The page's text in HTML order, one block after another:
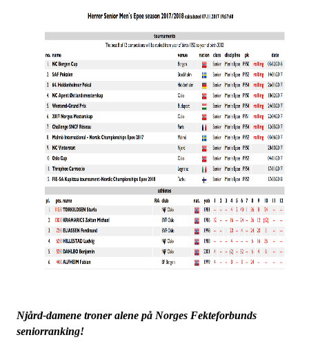
Njård-damene troner alene på Norges Fekteforbunds
seniorranking!